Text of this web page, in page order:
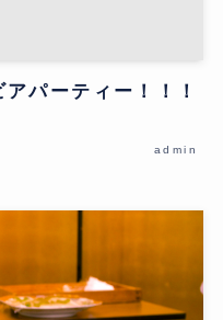
パーティー！！！
admin